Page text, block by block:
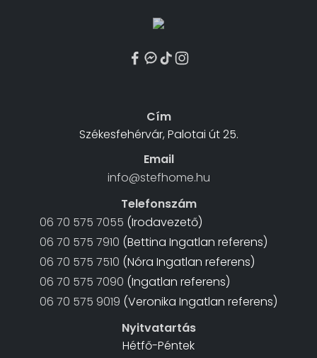
Cím
Székesfehérvár, Palotai út 25.
Email
info@stefhome.hu
Telefonszám
06 70 575 7055 (Irodavezető)
06 70 575 7910 (Bettina Ingatlan referens)
06 70 575 7510 (Nóra Ingatlan referens)
06 70 575 7090 (Ingatlan referens)
06 70 575 9019 (Veronika Ingatlan referens)
Nyitvatartás
Hétfő-Péntek